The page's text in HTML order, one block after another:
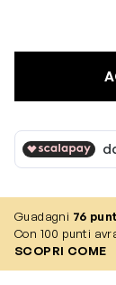
Guadagni 76
Con 100 punti
SCOPRI COME